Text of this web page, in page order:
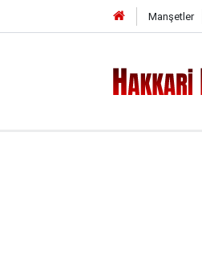
Manşetler